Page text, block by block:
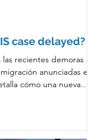
case delayed?
recientes demoras en
anunciadas en
cómo una nueva
los archivos del FBI.